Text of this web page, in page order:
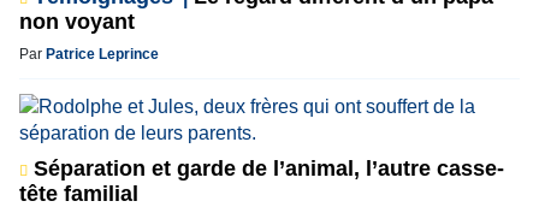
non voyant
Par Patrice Leprince
Séparation et garde de l’animal, l’autre casse-
tête familial